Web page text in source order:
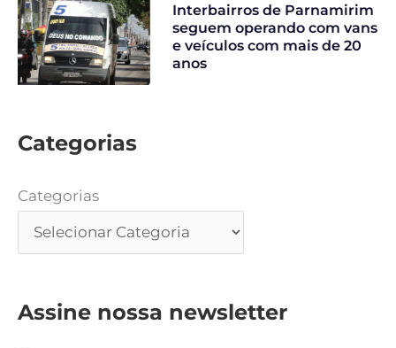
Interbairros de Parnamirim
seguem operando com vans
e veículos com mais de 20
anos
Categorias
Categorias
Assine nossa newsletter